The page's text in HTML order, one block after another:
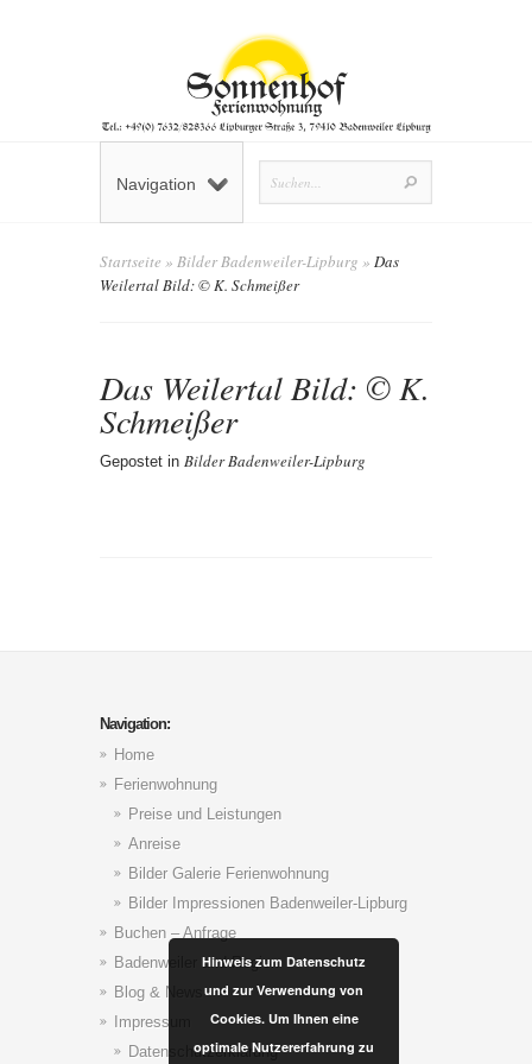
Navigation
Startseite » Bilder Badenweiler-Lipburg » Das
Weilertal Bild: © K. Schmeißer
Das Weilertal Bild: © K.
Schmeißer
Gepostet in Bilder Badenweiler-Lipburg
Navigation:
Home
Ferienwohnung
Preise und Leistungen
Anreise
Bilder Galerie Ferienwohnung
Bilder Impressionen Badenweiler-Lipburg
Buchen – Anfrage
Badenweiler und Region
Blog & News
Impressum
Datenschutzerklärung
Hinweis zum Datenschutz
und zur Verwendung von
Cookies. Um Ihnen eine
optimale Nutzererfahrung zu